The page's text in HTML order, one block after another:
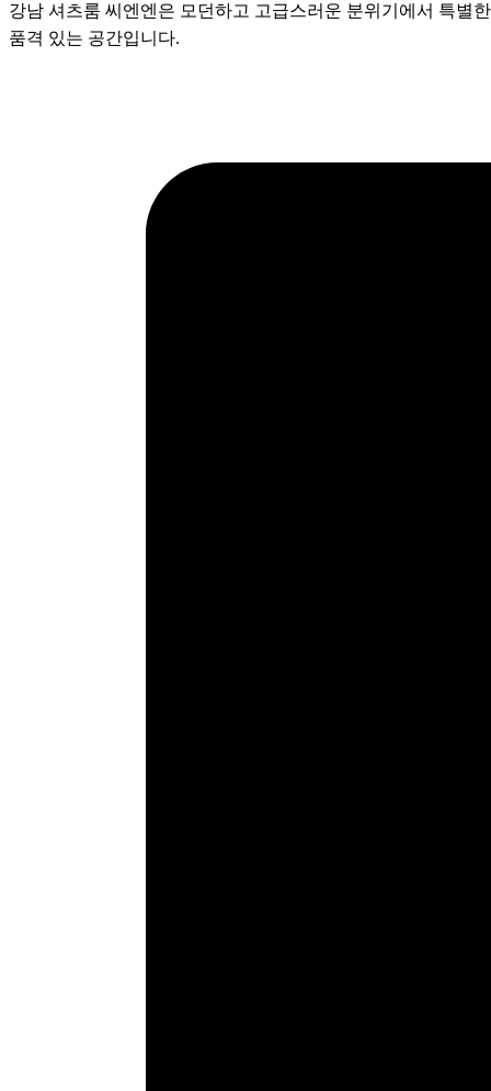
강남 셔츠룸 씨엔엔은 모던하고 고급스러운 분위기에서 특별
품격 있는 공간입니다.